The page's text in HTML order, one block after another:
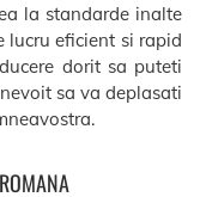
la standarde inalte
lucru eficient si rapid
dorit sa puteti
sa va deplasati
ROMANA